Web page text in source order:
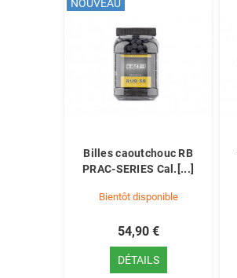
NOUVEAU
Billes caoutchouc RB
PRAC-SERIES Cal.[...]
Bientôt disponible
54,90 €
DÉTAILS